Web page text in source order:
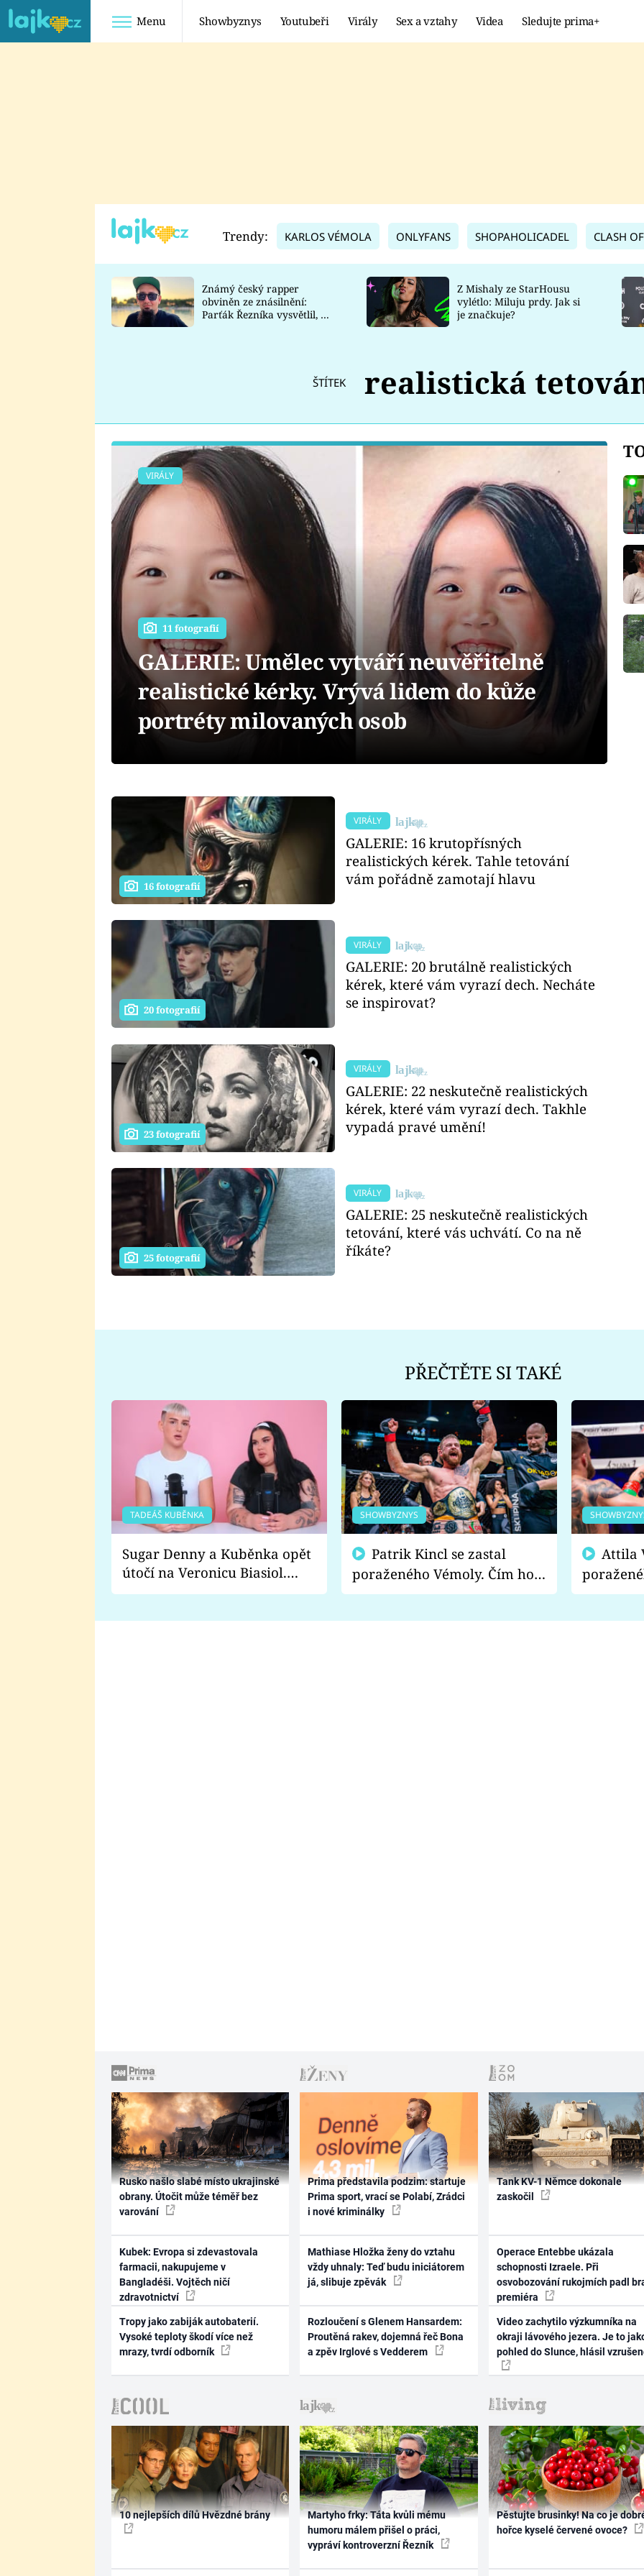
Menu Showbyznys Youtubeři Virály Sex a vztahy Videa Sledujte prima+
TADEÁŠ KUBĚNKA
DATEL
Trendy: KARLOS VÉMOLA ONLYFANS SHOPAHOLICADEL CLASH
Známý český rapper
obviněn ze znásilnění:
Parťák Řezníka vysvětlil, co
Z Mishaly ze StarHousu
vylétlo: Miluju prdy. Jak si
je značkuje?
ŠTÍTEK realistická
VIRÁLY
11 fotografií
GALERIE: Umělec vytváří neuvěřitelně
realistické kérky. Vrývá lidem do kůže
portréty milovaných osob
16 fotografií
VIRÁLY
GALERIE: 16 krutopřísných
realistických kérek. Tahle tetování
vám pořádně zamotají hlavu
20 fotografií
VIRÁLY
GALERIE: 20 brutálně realistických
kérek, které vám vyrazí dech. Necháte
se inspirovat?
23 fotografií
VIRÁLY
GALERIE: 22 neskutečně realistických
kérek, které vám vyrazí dech. Takhle
vypadá pravé umění!
25 fotografií
VIRÁLY
GALERIE: 25 neskutečně realistických
tetování, které vás uchvátí. Co na ně
říkáte?
PŘEČTĚTE SI TAKÉ
TADEÁŠ KUBĚNKA
Sugar Denny a Kuběnka opět
útočí na Veronicu Biasiol.
Proč je podle nich falešná a
SHOWBYZNYS
poraženého Vémoly. Čím ho
fanoušci naštvali?
chce
Rusko našlo slabé místo ukrajinské
obrany. Útočit může téměř bez
varování
Kubek: Evropa si zdevastovala
farmacii, nakupujeme v
Bangladéši. Vojtěch ničí
zdravotnictví
Tropy jako zabiják autobaterií.
Vysoké teploty škodí více než
mrazy, tvrdí odborník
Prima představila podzim: startuje
Prima sport, vrací se Polabí, Zrádci
i nové kriminálky
Mathiase Hložka ženy do vztahu
vždy uhnaly: Teď budu iniciátorem
já, slibuje zpěvák
Rozloučení s Glenem Hansardem:
Proutěná rakev, dojemná řeč Bona
a zpěv Irglové s Vedderem
Tank KV-1 Němce dokonale
zaskočil
Operace Entebbe ukázala
schopnosti Izraele. Při
osvobozování rukojmích padl
premiéra
Video zachytilo výzkumníka na
okraji lávového jezera. Je to
pohled do Slunce, hlásil
10 nejlepších dílů Hvězdné brány
Martyho frky: Táta kvůli mému
humoru málem přišel o práci,
vypráví kontroverzní Řezník
Pěstujte brusinky! Na co je
hořce kyselé červené ovoce?